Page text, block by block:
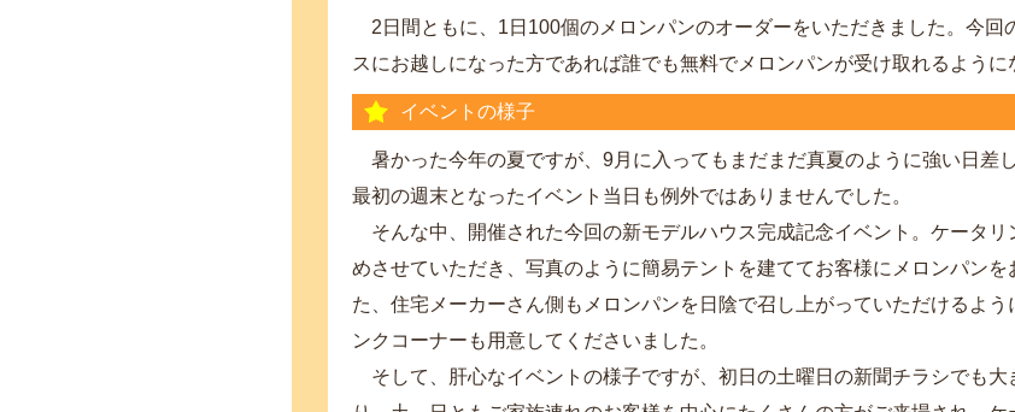
2日間ともに、1日100個のメロンパンのオーダーをいただきました。今回
スにお越しになった方であれば誰でも無料でメロンパンが受け取れるように
イベントの様子
暑かった今年の夏ですが、9月に入ってもまだまだ真夏のように強い日差
最初の週末となったイベント当日も例外ではありませんでした。
そんな中、開催された今回の新モデルハウス完成記念イベント。ケータリ
めさせていただき、写真のように簡易テントを建ててお客様にメロンパンを
た、住宅メーカーさん側もメロンパンを日陰で召し上がっていただけるよう
ンクコーナーも用意してくださいました。
そして、肝心なイベントの様子ですが、初日の土曜日の新聞チラシでも大